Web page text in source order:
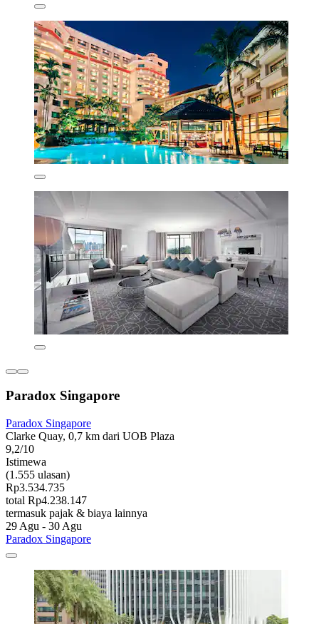
Paradox Singapore
Paradox Singapore
Clarke Quay, 0,7 km dari UOB Plaza
9,2/10
Istimewa
(1.555 ulasan)
Rp3.534.735
total Rp4.238.147
termasuk pajak & biaya lainnya
29 Agu - 30 Agu
Paradox Singapore